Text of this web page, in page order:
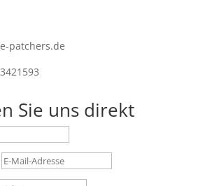
patchers.de
Sie uns direkt